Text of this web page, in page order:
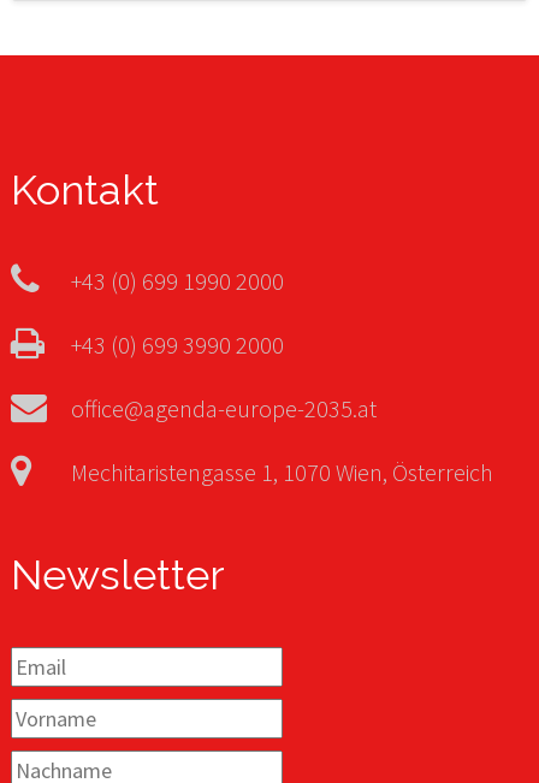
Kontakt
+43 (0) 699 1990 2000
+43 (0) 699 3990 2000
office@agenda-europe-2035.at
Mechitaristengasse 1, 1070 Wien, Österreich
Newsletter